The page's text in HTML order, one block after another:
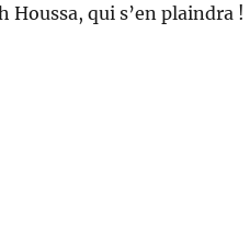
qui s’en plaindra !